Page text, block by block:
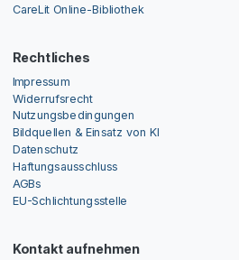
CareLit Online-Bibliothek
Rechtliches
Impressum
Widerrufsrecht
Nutzungsbedingungen
Bildquellen & Einsatz von KI
Datenschutz
Haftungsausschluss
AGBs
EU-Schlichtungsstelle
Kontakt aufnehmen